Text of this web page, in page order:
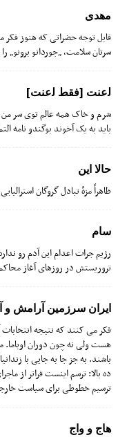
م‍‌هدی
سرتان سلامت، „جوردانو برونو„
ل‍‌عنت [فقط ل‍‌عنت]
شرم و خاک همه عالم توی سر
باید به یک آخوند بوگندو نامه
حالا این
ظاهراً مزهٔ تبادل گروگان
سام
رژیم جرات اعدام این آدم رو
تروریستش در روزهای آغاز
ایران سرزمین آرامش
فکر می کنند که نتیجه انتخابات
هست ولی نه چون دوران
باشند. به جز جا به جایی با
ده بالا: ترسم اینست فراتر از
ترسیم خطوطی برای سیاست
هاج و واج